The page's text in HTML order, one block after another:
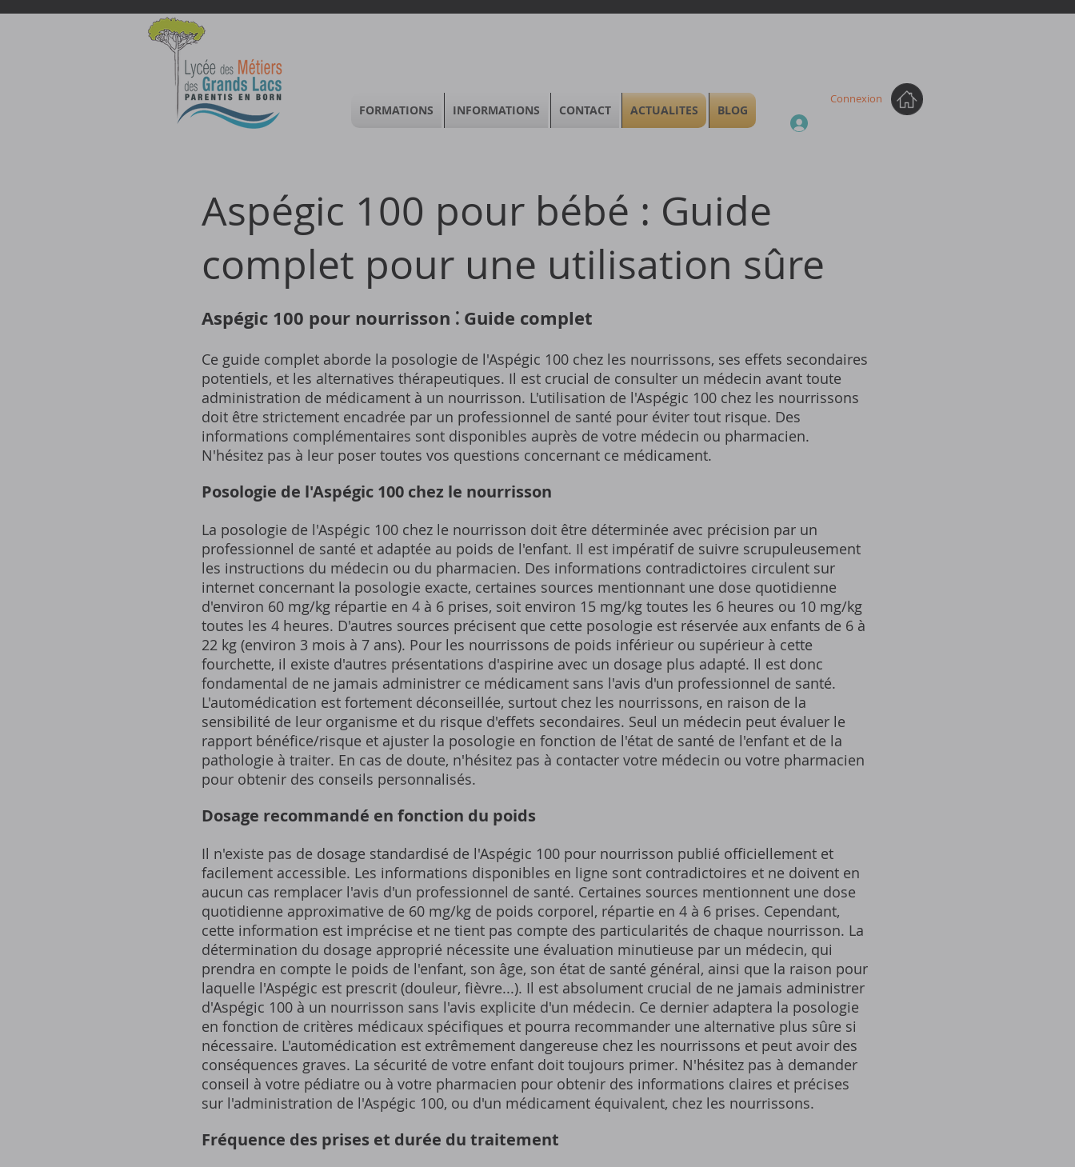
Connexion
Aspégic 100 pour bébé : Guide
complet pour une utilisation sûre
Aspégic 100 pour nourrisson ⁚ Guide complet
Ce guide complet aborde la posologie de l'Aspégic 100 chez les nourrissons, ses effets secondaires
potentiels, et les alternatives thérapeutiques. Il est crucial de consulter un médecin avant toute
administration de médicament à un nourrisson. L'utilisation de l'Aspégic 100 chez les nourrissons
doit être strictement encadrée par un professionnel de santé pour éviter tout risque. Des
informations complémentaires sont disponibles auprès de votre médecin ou pharmacien.
N'hésitez pas à leur poser toutes vos questions concernant ce médicament.
Posologie de l'Aspégic 100 chez le nourrisson
La posologie de l'Aspégic 100 chez le nourrisson doit être déterminée avec précision par un
professionnel de santé et adaptée au poids de l'enfant. Il est impératif de suivre scrupuleusement
les instructions du médecin ou du pharmacien. Des informations contradictoires circulent sur
internet concernant la posologie exacte, certaines sources mentionnant une dose quotidienne
d'environ 60 mg/kg répartie en 4 à 6 prises, soit environ 15 mg/kg toutes les 6 heures ou 10 mg/kg
toutes les 4 heures. D'autres sources précisent que cette posologie est réservée aux enfants de 6 à
22 kg (environ 3 mois à 7 ans). Pour les nourrissons de poids inférieur ou supérieur à cette
fourchette, il existe d'autres présentations d'aspirine avec un dosage plus adapté. Il est donc
fondamental de ne jamais administrer ce médicament sans l'avis d'un professionnel de santé.
L'automédication est fortement déconseillée, surtout chez les nourrissons, en raison de la
sensibilité de leur organisme et du risque d'effets secondaires. Seul un médecin peut évaluer le
rapport bénéfice/risque et ajuster la posologie en fonction de l'état de santé de l'enfant et de la
pathologie à traiter. En cas de doute, n'hésitez pas à contacter votre médecin ou votre pharmacien
pour obtenir des conseils personnalisés.
Dosage recommandé en fonction du poids
Il n'existe pas de dosage standardisé de l'Aspégic 100 pour nourrisson publié officiellement et
facilement accessible. Les informations disponibles en ligne sont contradictoires et ne doivent en
aucun cas remplacer l'avis d'un professionnel de santé. Certaines sources mentionnent une dose
quotidienne approximative de 60 mg/kg de poids corporel, répartie en 4 à 6 prises. Cependant,
cette information est imprécise et ne tient pas compte des particularités de chaque nourrisson. La
détermination du dosage approprié nécessite une évaluation minutieuse par un médecin, qui
prendra en compte le poids de l'enfant, son âge, son état de santé général, ainsi que la raison pour
laquelle l'Aspégic est prescrit (douleur, fièvre...). Il est absolument crucial de ne jamais administrer
d'Aspégic 100 à un nourrisson sans l'avis explicite d'un médecin. Ce dernier adaptera la posologie
en fonction de critères médicaux spécifiques et pourra recommander une alternative plus sûre si
nécessaire. L'automédication est extrêmement dangereuse chez les nourrissons et peut avoir des
conséquences graves. La sécurité de votre enfant doit toujours primer. N'hésitez pas à demander
conseil à votre pédiatre ou à votre pharmacien pour obtenir des informations claires et précises
sur l'administration de l'Aspégic 100, ou d'un médicament équivalent, chez les nourrissons.
Fréquence des prises et durée du traitement
FORMATIONS INFORMATIONS CONTACT ACTUALITES BLOG